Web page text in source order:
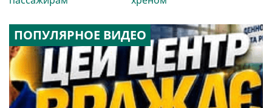
ПОПУЛЯРНОЕ ВИДЕО